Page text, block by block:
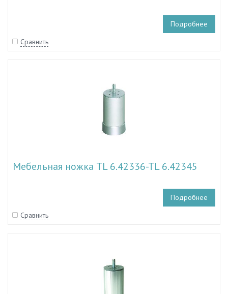
Подробнее
Сравнить
Мебельная ножка TL 6.42336-TL 6.42345
Подробнее
Сравнить